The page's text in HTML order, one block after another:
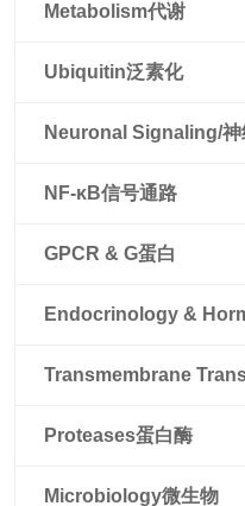
Metabolism代谢
Ubiquitin泛素化
Neuronal Signaling/神
NF-κB信号通路
GPCR & G蛋白
Endocrinology &
Transmembrane
Proteases蛋白酶
Microbiology微生物